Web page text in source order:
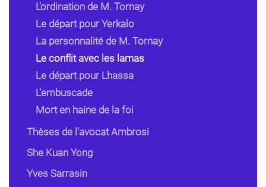
L'ordination de M. Tornay
Le départ pour Yerkalo
La personnalité de M. Tornay
Le conflit avec les lamas
Le départ pour Lhassa
L'embuscade
Mort en haine de la foi
Thèses de l'avocat Ambrosi
She Kuan Yong
Yves Sarrasin